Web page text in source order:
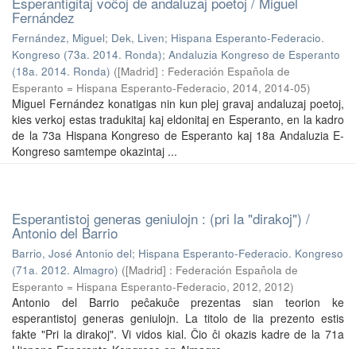
Fernández
Fernández, Miguel; Dek, Liven; Hispana Esperanto-Federacio.
Kongreso (73a. 2014. Ronda); Andaluzia Kongreso de Esperanto
(18a. 2014. Ronda) ([Madrid] : Federación Española de
Esperanto = Hispana Esperanto-Federacio, 2014, 2014-05)
Miguel Fernández konatigas nin kun plej gravaj andaluzaj poetoj,
kies verkoj estas tradukitaj kaj eldonitaj en Esperanto, en la kadro
de la 73a Hispana Kongreso de Esperanto kaj 18a Andaluzia E-
Kongreso samtempe okazintaj ...
Esperantistoj generas geniulojn : (pri la "dirakoj") /
Antonio del Barrio
Barrio, José Antonio del; Hispana Esperanto-Federacio. Kongreso
(71a. 2012. Almagro) ([Madrid] : Federación Española de
Esperanto = Hispana Esperanto-Federacio, 2012, 2012)
Antonio del Barrio peĉakuĉe prezentas sian teorion ke
esperantistoj generas geniulojn. La titolo de lia prezento estis
fakte "Pri la dirakoj". Vi vidos kial. Ĉio ĉi okazis kadre de la 71a